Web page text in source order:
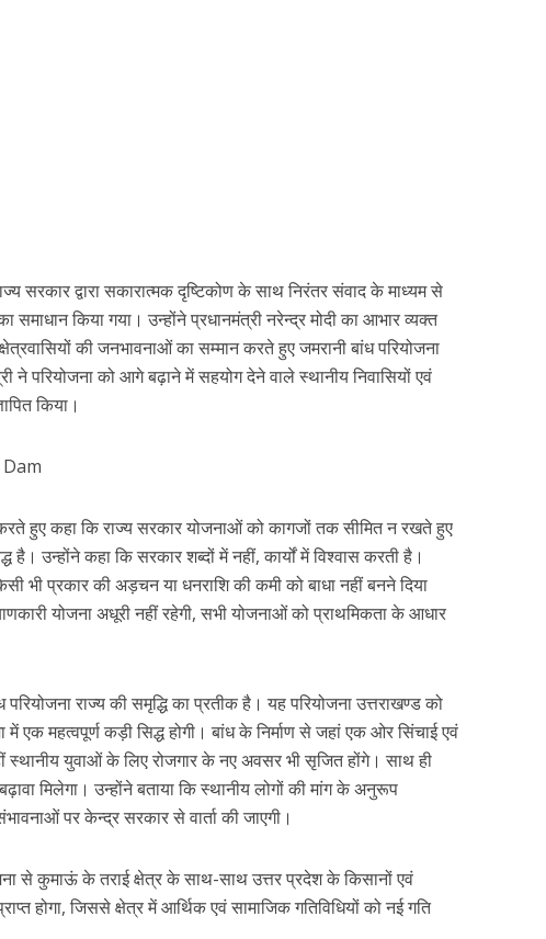
सरकार द्वारा सकारात्मक दृष्टिकोण के साथ निरंतर संवाद के माध्यम से
समाधान किया गया। उन्होंने प्रधानमंत्री नरेन्द्र मोदी का आभार व्यक्त
की जनभावनाओं का सम्मान करते हुए जमरानी बांध परियोजना
ने परियोजना को आगे बढ़ाने में सहयोग देने वाले स्थानीय निवासियों एवं
किया।
हुए कहा कि राज्य सरकार योजनाओं को कागजों तक सीमित न रखते हुए
है। उन्होंने कहा कि सरकार शब्दों में नहीं, कार्यों में विश्वास करती है।
भी प्रकार की अड़चन या धनराशि की कमी को बाधा नहीं बनने दिया
योजना अधूरी नहीं रहेगी, सभी योजनाओं को प्राथमिकता के आधार
राज्य की समृद्धि का प्रतीक है। यह परियोजना उत्तराखण्ड को
में एक महत्वपूर्ण कड़ी सिद्ध होगी। बांध के निर्माण से जहां एक ओर सिंचाई एवं
स्थानीय युवाओं के लिए रोजगार के नए अवसर भी सृजित होंगे। साथ ही
बढ़ावा मिलेगा। उन्होंने बताया कि स्थानीय लोगों की मांग के अनुरूप
पर केन्द्र सरकार से वार्ता की जाएगी।
से कुमाऊं के तराई क्षेत्र के साथ-साथ उत्तर प्रदेश के किसानों एवं
होगा, जिससे क्षेत्र में आर्थिक एवं सामाजिक गतिविधियों को नई गति